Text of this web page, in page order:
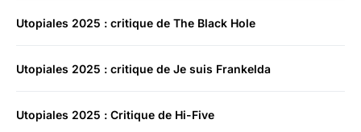
Utopiales 2025 : critique de The Black Hole
Utopiales 2025 : critique de Je suis Frankelda
Utopiales 2025 : Critique de Hi-Five